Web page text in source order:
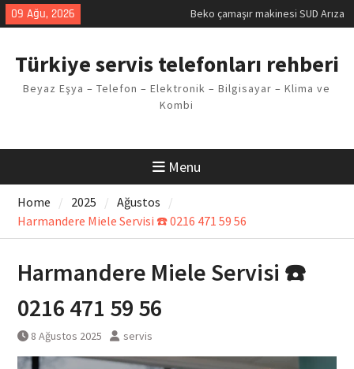
Skip
to
09 Ağu, 2026
Demirdöküm buzdolabı E1 Arıza
Arızası Çözümü
E02 Arıza Kodu Regal kombi
Sorunu
Türkiye servis telefonları rehberi
Beyaz Eşya – Telefon – Elektronik – Bilgisayar – Klima ve
Kombi
Menu
Home 2025
Ağustos
Harmandere Miele Servisi ☎️ 0216 471 59 56
Harmandere Miele Servisi ☎️
0216 471 59 56
8 Ağustos 2025 servis